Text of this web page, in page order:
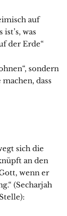
auf
was
der Erde“
sondern
dass
sich die
an den
wenn er
(Secharjah